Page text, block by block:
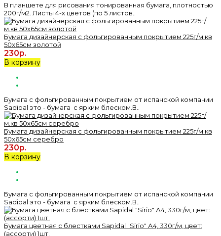
В планшете для рисования тонированная бумага, плотностью
200г/м2. Листы 4-х цветов (по 5 листов..
Бумага дизайнерская с фольгированным покрытием 225г/м.кв
50x65см золотой
230р.
В корзину
Бумага с фольгированным покрытием от испанской компании
Sadipal это - бумага с ярким блеском.В..
Бумага дизайнерская с фольгированным покрытием 225г/м.кв
50x65см серебро
230р.
В корзину
Бумага с фольгированным покрытием от испанской компании
Sadipal это - бумага с ярким блеском.В..
Бумага цветная с блестками Sapidal "Sirio" А4, 330г/м, цвет:
(ассорти) 1шт.